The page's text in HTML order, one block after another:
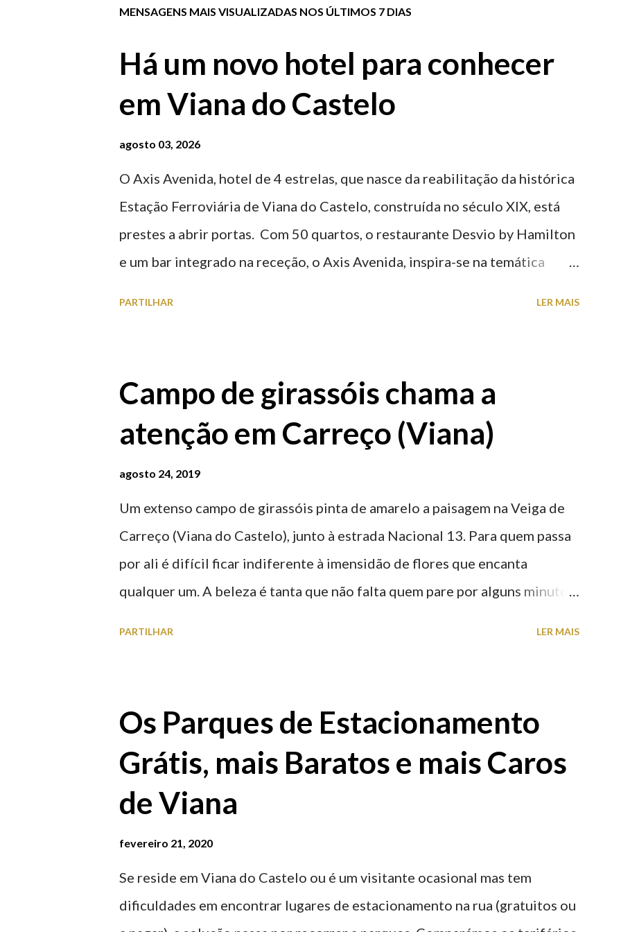
MENSAGENS MAIS VISUALIZADAS NOS ÚLTIMOS 7 DIAS
Há um novo hotel para conhecer
em Viana do Castelo
agosto 03, 2026
O Axis Avenida, hotel de 4 estrelas, que nasce da reabilitação da histórica
Estação Ferroviária de Viana do Castelo, construída no século XIX, está
prestes a abrir portas. Com 50 quartos, o restaurante Desvio by Hamilton
e um bar integrado na receção, o Axis Avenida, inspira-se na temática
PARTILHAR LER MAIS
Campo de girassóis chama a
atenção em Carreço (Viana)
agosto 24, 2019
Um extenso campo de girassóis pinta de amarelo a paisagem na Veiga de
Carreço (Viana do Castelo), junto à estrada Nacional 13. Para quem passa
por ali é difícil ficar indiferente à imensidão de flores que encanta
qualquer um. A beleza é tanta que não falta quem pare por alguns minutos
PARTILHAR LER MAIS
Os Parques de Estacionamento
Grátis, mais Baratos e mais Caros
de Viana
fevereiro 21, 2020
Se reside em Viana do Castelo ou é um visitante ocasional mas tem
dificuldades em encontrar lugares de estacionamento na rua (gratuitos ou